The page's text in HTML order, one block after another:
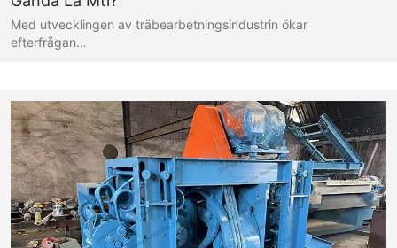
Med utvecklingen av träbearbetningsindustrin ökar
efterfrågan…